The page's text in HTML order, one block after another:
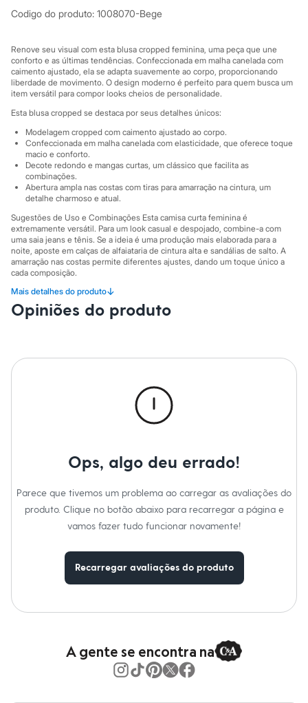
Chinelos
Sapatilhas
Tênis
Marcas
City
Clock House
Mindset
Sawary
Yessica
Moda esportiva
Acessórios
Blusas
Calçados
Leggings
Shorts e Bermudas
Tops
Moda íntima
Calcinhas
Cintas e Modeladores
Meias
Pijamas
Sutiãs e Tops
Moda praia
Personagens
Plus size
Em alta
Dia dos Pais
Inverno
Camisetas e Regatas
Casacos e Jaquetas
Jeans
Bolsas e Mochilas
Chapéus e Bonés
Codigo do produto: 1008070-Bege
Renove seu visual com esta blusa cropped feminina, uma peça que une
conforto e as últimas tendências. Confeccionada em malha canelada com
caimento ajustado, ela se adapta suavemente ao corpo, proporcionando
liberdade de movimento. O design moderno é perfeito para quem busca um
item versátil para compor looks cheios de personalidade.
Esta blusa cropped se destaca por seus detalhes únicos:
Modelagem cropped com caimento ajustado ao corpo.
Confeccionada em malha canelada com elasticidade, que oferece toque
macio e conforto.
Decote redondo e mangas curtas, um clássico que facilita as
combinações.
Abertura ampla nas costas com tiras para amarração na cintura, um
detalhe charmoso e atual.
Sugestões de Uso e Combinações Esta camisa curta feminina é
extremamente versátil. Para um look casual e despojado, combine-a com
uma saia jeans e tênis. Se a ideia é uma produção mais elaborada para a
noite, aposte em calças de alfaiataria de cintura alta e sandálias de salto. A
amarração nas costas permite diferentes ajustes, dando um toque único a
cada composição.
A gente se encontra na C&A! ❤
Mais detalhes do produto↓
Informacoes gerais:
Opiniões do produto
Ops, algo deu errado!
Parece que tivemos um problema ao carregar as avaliações do
produto. Clique no botão abaixo para recarregar a página e
vamos fazer tudo funcionar novamente!
Recarregar avaliações do produto
A gente se encontra na